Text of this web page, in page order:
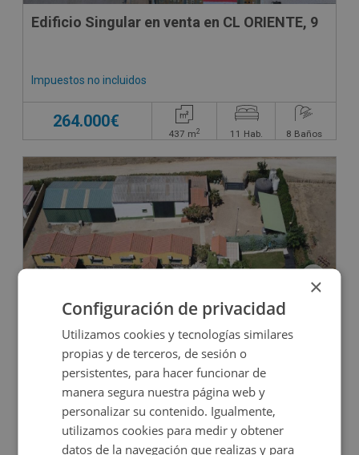
Edificio Singular en venta en CL ORIENTE, 9
Impuestos no incluidos
264.000€
437 m2 11 Hab. 8 Baños
Hotel en venta en CALLE LA GAZPACHERA
Impuestos no incluidos
350.000€
10.228 m 2 5 Hab.
×
Configuración de privacidad
Utilizamos cookies y tecnologías similares
propias y de terceros, de sesión o
persistentes, para hacer funcionar de
manera segura nuestra página web y
personalizar su contenido. Igualmente,
utilizamos cookies para medir y obtener
datos de la navegación que realizas y para